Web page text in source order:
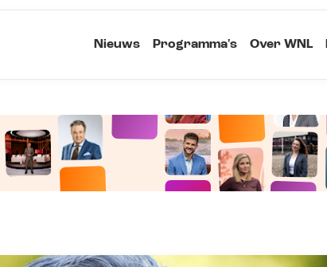
Nieuws Programma's Over WNL